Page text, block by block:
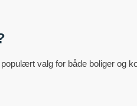
valg for både boliger og